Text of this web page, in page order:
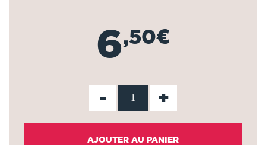
6,50€
- +
AJOUTER AU PANIER